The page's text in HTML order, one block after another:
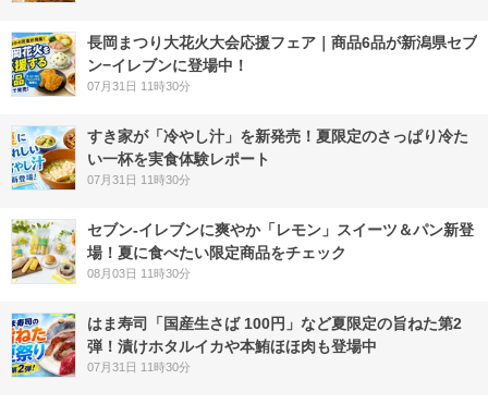
長岡まつり大花火大会応援フェア｜商品6品が新潟県セブ
ン−イレブンに登場中！
07月31日 11時30分
すき家が「冷やし汁」を新発売！夏限定のさっぱり冷た
い一杯を実食体験レポート
07月31日 11時30分
セブン‐イレブンに爽やか「レモン」スイーツ＆パン新登
場！夏に食べたい限定商品をチェック
08月03日 11時30分
はま寿司「国産生さば 100円」など夏限定の旨ねた第2
弾！漬けホタルイカや本鮪ほほ肉も登場中
07月31日 11時30分